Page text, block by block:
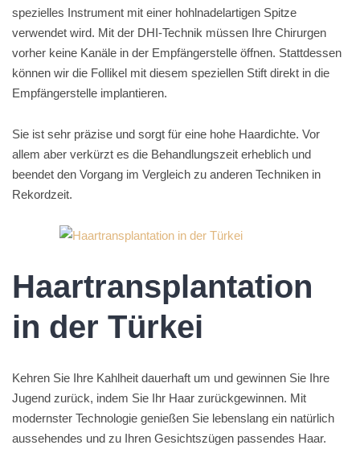
spezielles Instrument mit einer hohlnadelartigen Spitze
verwendet wird. Mit der DHI-Technik müssen Ihre Chirurgen
vorher keine Kanäle in der Empfängerstelle öffnen. Stattdessen
können wir die Follikel mit diesem speziellen Stift direkt in die
Empfängerstelle implantieren.
Sie ist sehr präzise und sorgt für eine hohe Haardichte. Vor
allem aber verkürzt es die Behandlungszeit erheblich und
beendet den Vorgang im Vergleich zu anderen Techniken in
Rekordzeit.
Haartransplantation
in der Türkei
Kehren Sie Ihre Kahlheit dauerhaft um und gewinnen Sie Ihre
Jugend zurück, indem Sie Ihr Haar zurückgewinnen. Mit
modernster Technologie genießen Sie lebenslang ein natürlich
aussehendes und zu Ihren Gesichtszügen passendes Haar.